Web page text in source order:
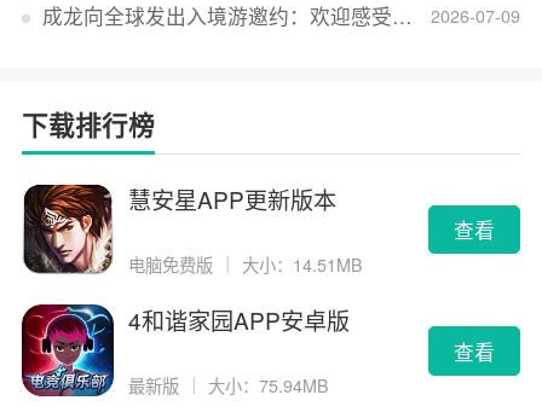
2026-07-09
成龙向全球发出入境游邀约：欢迎感受无滤镜的真实中国
下载排行榜
慧安星APP更新版本
电脑免费版 ｜ 大小：14.51MB
查看
4和谐家园APP安卓版
最新版 大小：75.94MB
查看